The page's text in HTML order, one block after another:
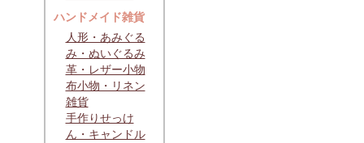
ハンドメイド雑貨
人形・あみぐる
み・ぬいぐるみ
革・レザー小物
布小物・リネン
雑貨
手作りせっけ
ん・キャンドル